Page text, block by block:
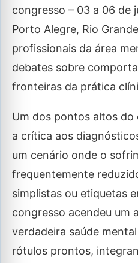
congresso – 03 a 06 de
Porto Alegre, Rio
profissionais da área
debates sobre
fronteiras da prática
Um dos pontos altos
a crítica aos
um cenário onde o
frequentemente
simplistas ou etiquetas
congresso acendeu um
verdadeira saúde
rótulos prontos,